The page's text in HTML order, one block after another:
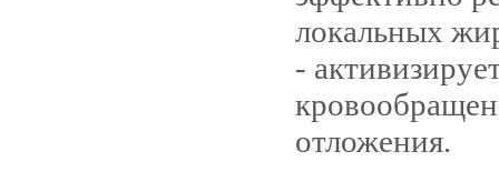
локальных
-
отложения.